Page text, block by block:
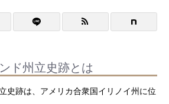
ド州立史跡とは
史跡は、アメリカ合衆国イリノイ州に位